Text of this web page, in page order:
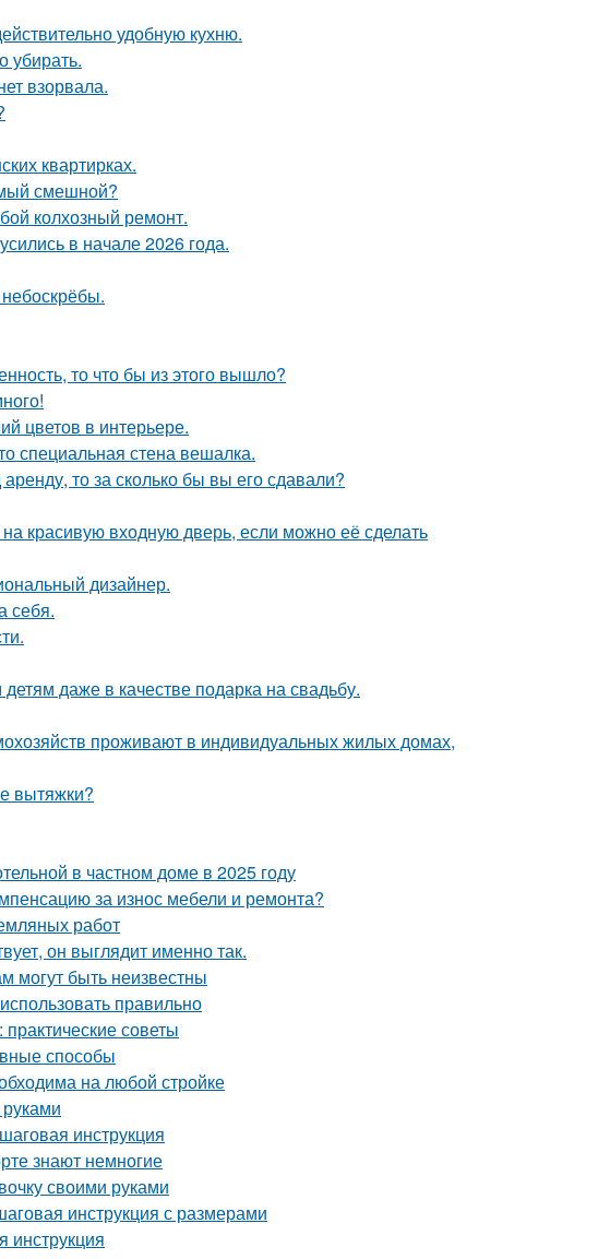
удобную кухню.
убирать.
взорвала.
квартирках.
смешной?
колхозный ремонт.
в начале 2026 года.
то что бы из этого вышло?
цветов в интерьере.
специальная стена вешалка.
то за сколько бы вы его сдавали?
красивую входную дверь, если можно её сделать
дизайнер.
себя.
даже в качестве подарка на свадьбу.
проживают в индивидуальных жилых домах,
вытяжки?
в частном доме в 2025 году
за износ мебели и ремонта?
работ
он выглядит именно так.
могут быть неизвестны
правильно
советы
способы
на любой стройке
инструкция
знают немногие
своими руками
инструкция с размерами
инструкция